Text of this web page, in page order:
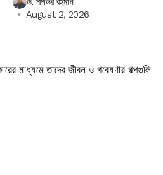
August 2, 2026
মাধ্যমে তাদের জীবন ও গবেষণার গল্পগুলি